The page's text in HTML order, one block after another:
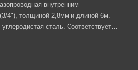
внутренним
4"), толщиной 2,8мм и длиной 6м.
сталь. Соответствует
75. Стандартный пакет: вес -